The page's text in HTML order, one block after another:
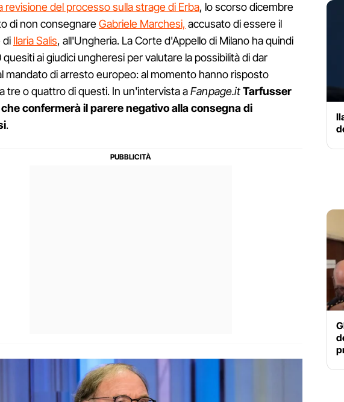
revisione del processo sulla strage di Erba, lo scorso dicembre
di non consegnareGabriele Marchesi, accusato di essere il
di Ilaria Salis, all'Ungheria. La Corte d'Appello di Milano ha quindi
quesiti ai giudici ungheresi per valutare la possibilità di dar
mandato di arresto europeo: al momento hanno risposto
tre o quattro di questi. In un'intervista aFanpage.itTarfusser
confermerà il parere negativo alla consegna di
.